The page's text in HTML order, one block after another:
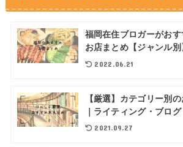
福岡在住ブロガーがお
お店まとめ【ジャンル別
2022.06.21
【厳選】カテゴリー別
｜ライティング・ブロ
2021.09.27